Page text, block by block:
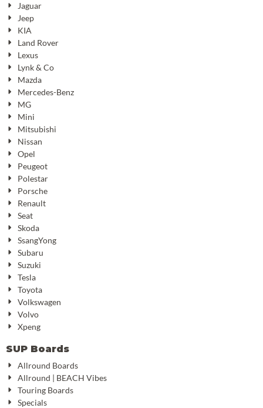
Jaguar
Jeep
KIA
Land Rover
Lexus
Lynk & Co
Mazda
Mercedes-Benz
MG
Mini
Mitsubishi
Nissan
Opel
Peugeot
Polestar
Porsche
Renault
Seat
Skoda
SsangYong
Subaru
Suzuki
Tesla
Toyota
Volkswagen
Volvo
Xpeng
SUP Boards
Allround Boards
Allround | BEACH Vibes
Touring Boards
Specials